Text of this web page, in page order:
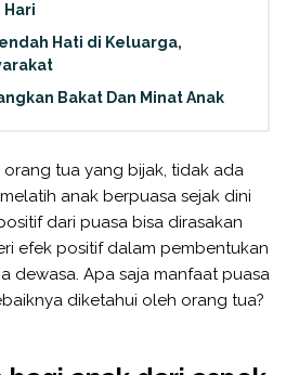
Hari
Hati di Keluarga,
Bakat Dan Minat Anak
tua yang bijak, tidak ada
anak berpuasa sejak dini
dari puasa bisa dirasakan
efek positif dalam pembentukan
dewasa. Apa saja manfaat puasa
diketahui oleh orang tua?